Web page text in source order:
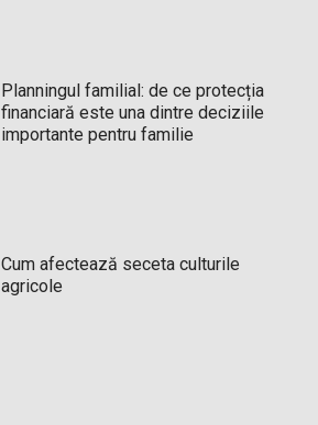
Planningul familial: de ce protecția
financiară este una dintre deciziile
importante pentru familie
Cum afectează seceta culturile
agricole